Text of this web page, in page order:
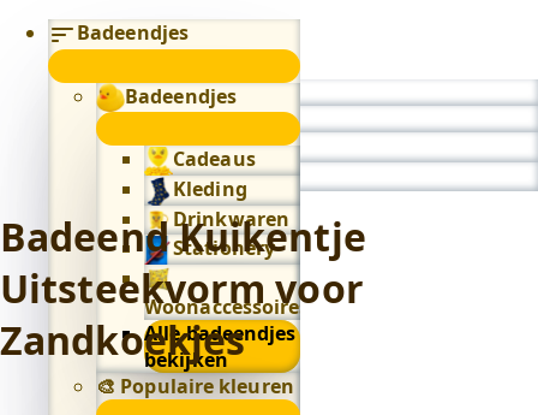
Badeendjes
Badeendjes
Cadeaus
Kleding
Drinkwaren
Stationery
Woonaccessoires
Alle badeendjes
bekijken
🎨 Populaire kleuren
Badeend Kuikentje
Uitsteekvorm voor
Zandkoekjes